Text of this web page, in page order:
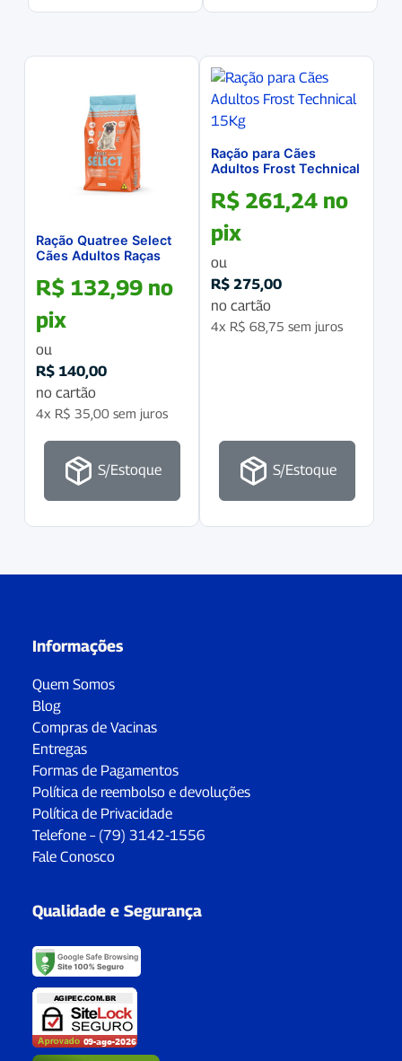
Ração Quatree Select
Cães Adultos Raças
R$ 132,99 no
pix
ou
R$ 140,00
no cartão
4x R$ 35,00 sem juros
S/Estoque
Ração para Cães
Adultos Frost Technical
R$ 261,24 no
pix
ou
R$ 275,00
no cartão
4x R$ 68,75 sem juros
S/Estoque
Informações
Quem Somos
Blog
Compras de Vacinas
Entregas
Formas de Pagamentos
Política de reembolso e devoluções
Política de Privacidade
Telefone – (79) 3142-1556
Fale Conosco
Qualidade e Segurança